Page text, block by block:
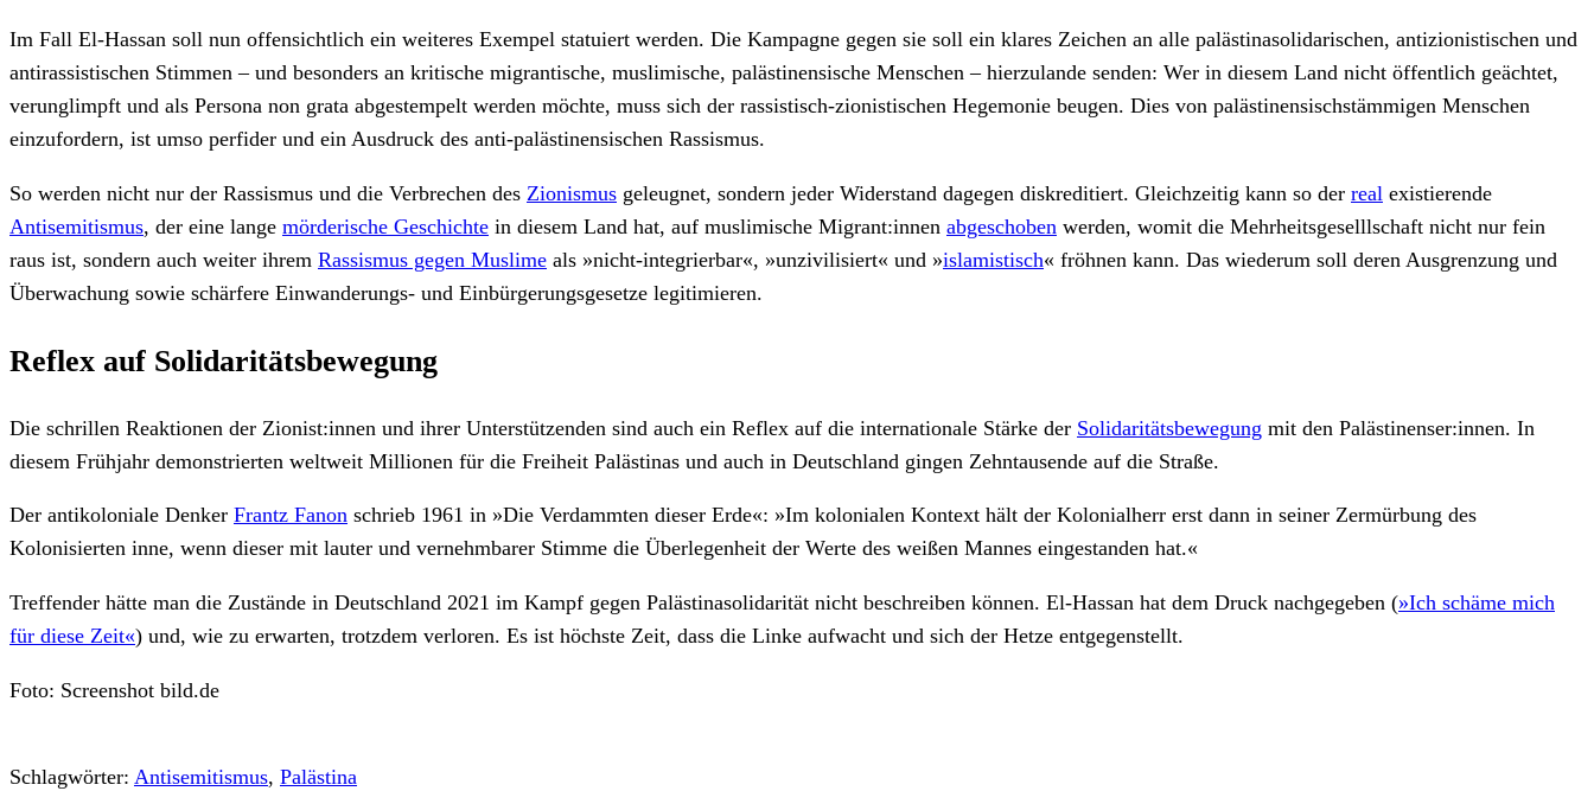
Im Fall El-Hassan soll nun offensichtlich ein weiteres Exempel statuiert werden. Die Kampagne gegen sie soll ein klares Zeichen an alle palästinasolidarischen, antizionistischen und
antirassistischen Stimmen – und besonders an kritische migrantische, muslimische, palästinensische Menschen – hierzulande senden: Wer in diesem Land nicht öffentlich geächtet,
verunglimpft und als Persona non grata abgestempelt werden möchte, muss sich der rassistisch-zionistischen Hegemonie beugen. Dies von palästinensischstämmigen Menschen
einzufordern, ist umso perfider und ein Ausdruck des anti-palästinensischen Rassismus.
So werden nicht nur der Rassismus und die Verbrechen des Zionismus geleugnet, sondern jeder Widerstand dagegen diskreditiert. Gleichzeitig kann so der real existierende
Antisemitismus, der eine lange mörderische Geschichte in diesem Land hat, auf muslimische Migrant:innen abgeschoben werden, womit die Mehrheitsgeselllschaft nicht nur fein
raus ist, sondern auch weiter ihrem Rassismus gegen Muslime als »nicht-integrierbar«, »unzivilisiert« und »islamistisch« fröhnen kann. Das wiederum soll deren Ausgrenzung und
Überwachung sowie schärfere Einwanderungs- und Einbürgerungsgesetze legitimieren.
Reflex auf Solidaritätsbewegung
Die schrillen Reaktionen der Zionist:innen und ihrer Unterstützenden sind auch ein Reflex auf die internationale Stärke der Solidaritätsbewegung mit den Palästinenser:innen. In
diesem Frühjahr demonstrierten weltweit Millionen für die Freiheit Palästinas und auch in Deutschland gingen Zehntausende auf die Straße.
Der antikoloniale Denker Frantz Fanon schrieb 1961 in »Die Verdammten dieser Erde«: »Im kolonialen Kontext hält der Kolonialherr erst dann in seiner Zermürbung des
Kolonisierten inne, wenn dieser mit lauter und vernehmbarer Stimme die Überlegenheit der Werte des weißen Mannes eingestanden hat.«
Treffender hätte man die Zustände in Deutschland 2021 im Kampf gegen Palästinasolidarität nicht beschreiben können. El-Hassan hat dem Druck nachgegeben (»Ich schäme mich
für diese Zeit«) und, wie zu erwarten, trotzdem verloren. Es ist höchste Zeit, dass die Linke aufwacht und sich der Hetze entgegenstellt.
Foto: Screenshot bild.de
Schlagwörter: Antisemitismus, Palästina